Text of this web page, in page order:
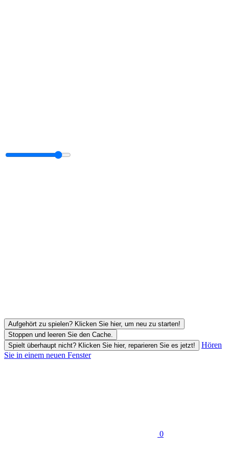
Aufgehört zu spielen? Klicken Sie hier, um neu zu starten!
Stoppen und leeren Sie den Cache.
Spielt überhaupt nicht? Klicken Sie hier, reparieren Sie es jetzt!
Hören
Sie in einem neuen Fenster
0